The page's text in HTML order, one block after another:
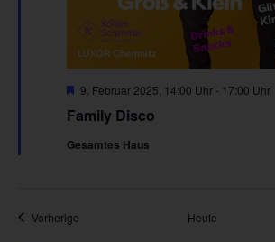
Family Disco
Hervorgehoben
9. Februar 2025, 14:00 Uhr- 17:00 Uhr
Gesamtes Haus
VorherigeVeranstaltungen Heute